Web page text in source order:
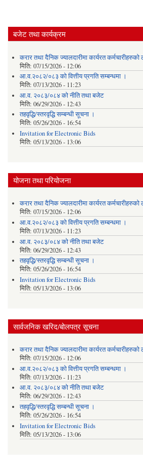
बजेट तथा कार्यक्रम
करार तथा दैनिक ज्यालदारीमा कार्यरत
मिति: 07/15/2026 - 12:06
आ.व.२०८२/०८३ को वित्तीय प्रगति सम्बन्धमा ।
मिति: 07/13/2026 - 11:23
आ.व. २०८३/०८४ को नीति तथा बजेट
मिति: 06/29/2026 - 12:43
तहवृद्धि/स्तरवृद्धि सम्बन्धी सूचना ।
मिति: 05/26/2026 - 16:54
Invitation for Electronic Bids
मिति: 05/13/2026 - 13:06
योजना तथा परियोजना
करार तथा दैनिक ज्यालदारीमा कार्यरत
मिति: 07/15/2026 - 12:06
आ.व.२०८२/०८३ को वित्तीय प्रगति सम्बन्धमा ।
मिति: 07/13/2026 - 11:23
आ.व. २०८३/०८४ को नीति तथा बजेट
मिति: 06/29/2026 - 12:43
तहवृद्धि/स्तरवृद्धि सम्बन्धी सूचना ।
मिति: 05/26/2026 - 16:54
Invitation for Electronic Bids
मिति: 05/13/2026 - 13:06
सार्वजनिक खरिद/बोलपत्र सूचना
करार तथा दैनिक ज्यालदारीमा कार्यरत
मिति: 07/15/2026 - 12:06
आ.व.२०८२/०८३ को वित्तीय प्रगति सम्बन्धमा ।
मिति: 07/13/2026 - 11:23
आ.व. २०८३/०८४ को नीति तथा बजेट
मिति: 06/29/2026 - 12:43
तहवृद्धि/स्तरवृद्धि सम्बन्धी सूचना ।
मिति: 05/26/2026 - 16:54
Invitation for Electronic Bids
मिति: 05/13/2026 - 13:06